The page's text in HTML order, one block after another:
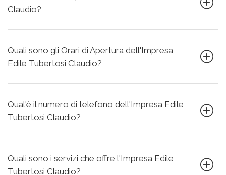
Claudio?
Quali sono gli Orari di Apertura dell'Impresa
Edile Tubertosi Claudio?
Qual'è il numero di telefono dell'Impresa Edile
Tubertosi Claudio?
Quali sono i servizi che offre l'Impresa Edile
Tubertosi Claudio?